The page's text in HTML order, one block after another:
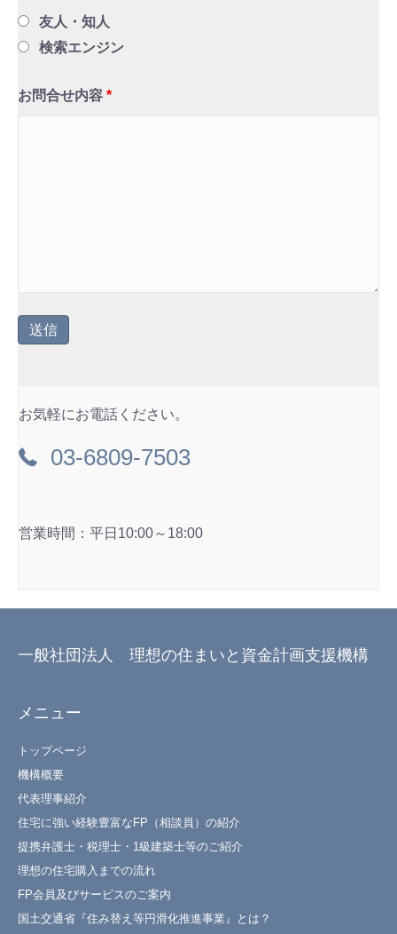
友人・知人
検索エンジン
お問合せ内容 *
お気軽にお電話ください。
03-6809-7503
営業時間：平日10:00～18:00
一般社団法人 理想の住まいと資金計画支援機構
メニュー
トップページ
機構概要
代表理事紹介
住宅に強い経験豊富なFP（相談員）の紹介
提携弁護士・税理士・1級建築士等のご紹介
理想の住宅購入までの流れ
FP会員及びサービスのご案内
国土交通省『住み替え等円滑化推進事業』とは？